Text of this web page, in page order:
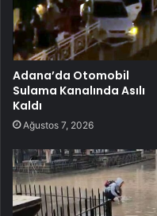
Adana’da Otomobil
Sulama Kanalında Asılı
Kaldı
Ağustos 7, 2026